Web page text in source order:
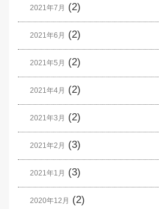
2021年7月 (2)
2021年6月 (2)
2021年5月 (2)
2021年4月 (2)
2021年3月 (2)
2021年2月 (3)
2021年1月 (3)
2020年12月 (2)